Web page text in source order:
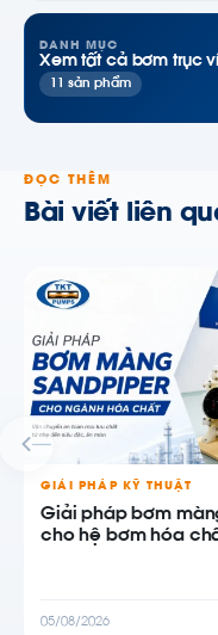
DANH MỤC
Xem tất cả bơm trục
11 sản phẩm
ĐỌC THÊM
Bài viết liên
GIẢI PHÁP KỸ THUẬT
Giải pháp bơm
cho hệ bơm hóa
05/08/2026